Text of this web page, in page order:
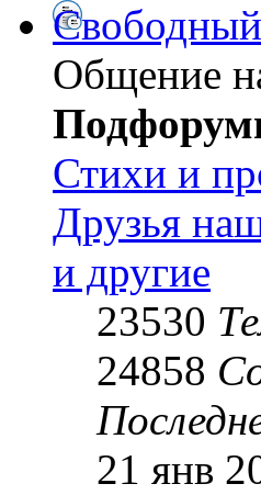
Общение
Стихи и
Друзья
и другие
23530
24858
21 янв